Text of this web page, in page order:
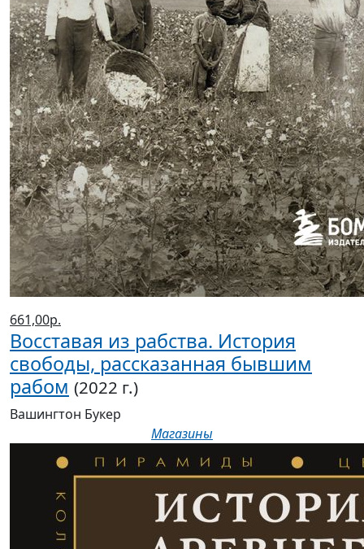
661,00р.
Восставая из рабства. История
свободы, рассказанная бывшим
рабом (2022 г.)
Вашингтон Букер
Магазины